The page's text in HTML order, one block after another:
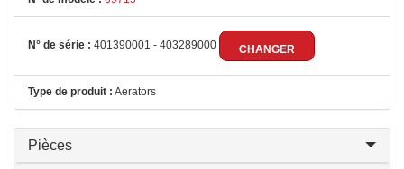
N° de série : 401390001 - 403289000 CHANGER
Type de produit : Aerators
Pièces